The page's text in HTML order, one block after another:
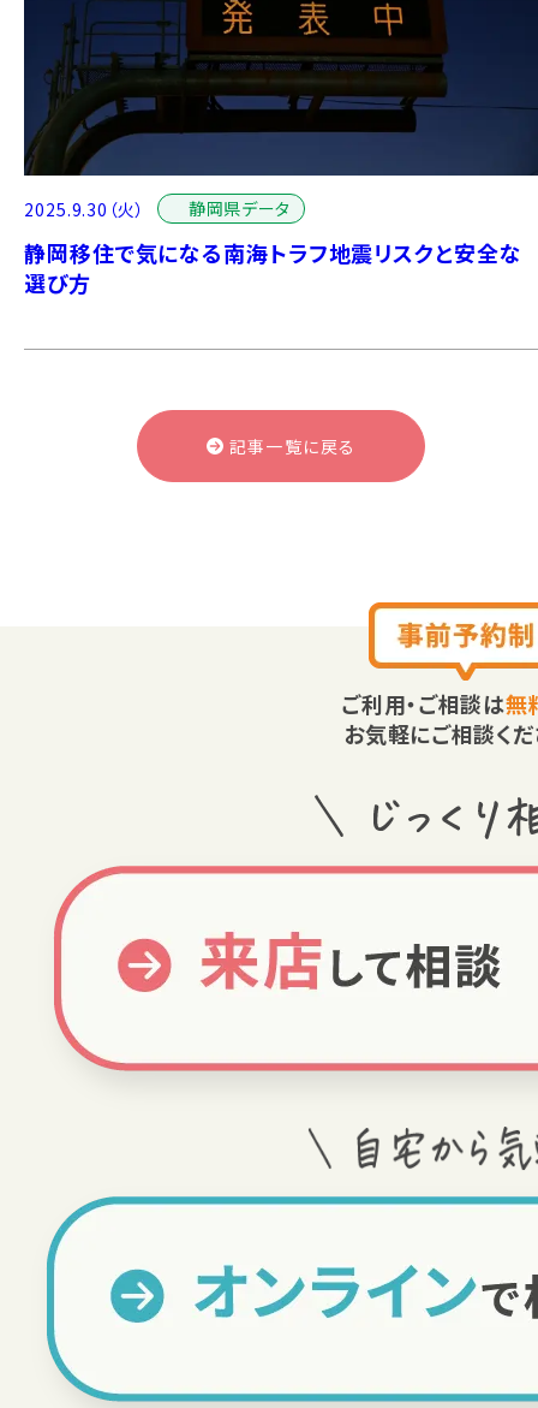
静岡県データ
2025.9.30（火）
静岡移住で気になる南海トラフ地震リスクと安全な
選び方
記事一覧に戻る
ご利用・ご相談は無
お気軽にご相談くだ